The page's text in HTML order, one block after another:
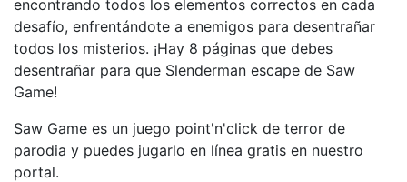
encontrando todos los elementos correctos en cada
desafío, enfrentándote a enemigos para desentrañar
todos los misterios. ¡Hay 8 páginas que debes
desentrañar para que Slenderman escape de Saw
Game!
Saw Game es un juego point'n'click de terror de
parodia y puedes jugarlo en línea gratis en nuestro
portal.